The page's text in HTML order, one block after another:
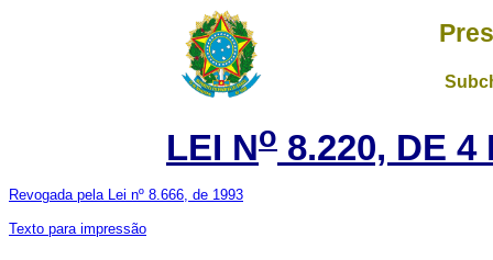
LEI No 8.220, DE 4
Revogada pela Lei nº 8.666, de 1993
Texto para impressão